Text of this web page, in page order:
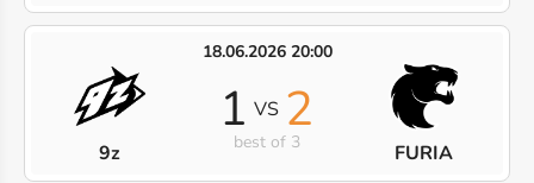
18.06.2026 20:00
9z
1 VS 2
best of 3 FURIA